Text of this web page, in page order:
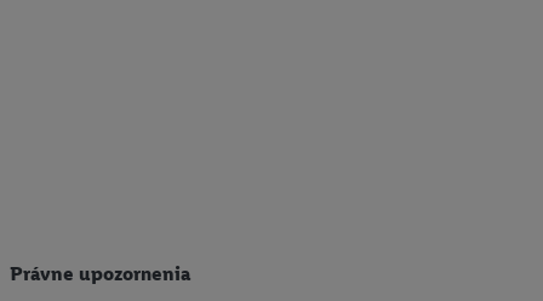
Právne upozornenia
používanie viacerých služieb spoločnosti Lidl, pomocou vašej